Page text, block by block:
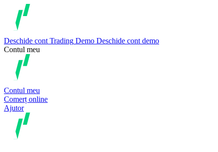
Deschide cont Trading Demo Deschide cont demo
Contul meu
Contul meu
Comerț online
Ajutor